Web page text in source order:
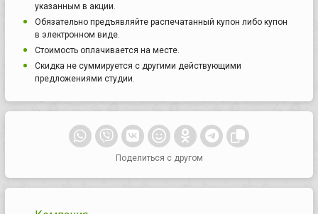
указанным в акции.
Обязательно предъявляйте распечатанный купон либо купон
в электронном виде.
Стоимость оплачивается на месте.
Скидка не суммируется с другими действующими
предложениями студии.
Поделиться с другом